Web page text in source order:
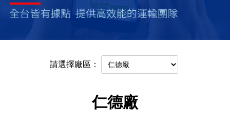
請選擇廠區：
仁德廠